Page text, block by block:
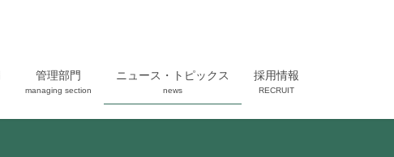
管理部門
managing section
ニュース・トピックス
news
採用情報
RECRUIT